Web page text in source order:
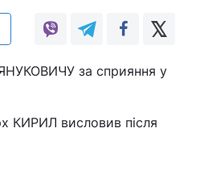
за сприяння у
КИРИЛ висловив після